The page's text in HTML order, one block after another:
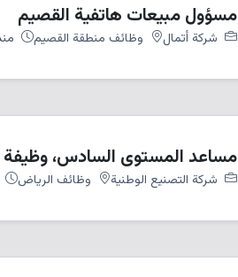
مسؤول مبيعات هاتفية القصيم
شركة أتمال وظائف منطقة القصيم
مساعد المستوى السادس، وظيفة
شركة التصنيع الوطنية وظائف الرياض